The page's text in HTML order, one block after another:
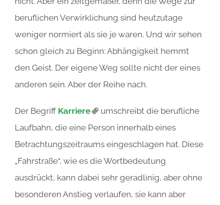
beruflichen Verwirklichung sind heutzutage
weniger normiert als sie je waren. Und wir sehen
schon gleich zu Beginn: Abhängigkeit hemmt
den Geist. Der eigene Weg sollte nicht der eines
anderen sein. Aber der Reihe nach.
Der Begriff Karriere
umschreibt die berufliche
Laufbahn, die eine Person innerhalb eines
Betrachtungszeitraums eingeschlagen hat. Diese
„Fahrstraße“, wie es die Wortbedeutung
ausdrückt, kann dabei sehr geradlinig, aber ohne
besonderen Anstieg verlaufen, sie kann aber